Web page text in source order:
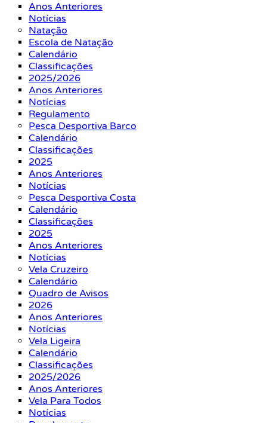
Anos Anteriores
Notícias
Natação
Escola de Natação
Calendário
Classificações
2025/2026
Anos Anteriores
Notícias
Regulamento
Pesca Desportiva Barco
Calendário
Classificações
2025
Anos Anteriores
Notícias
Pesca Desportiva Costa
Calendário
Classificações
2025
Anos Anteriores
Notícias
Vela Cruzeiro
Calendário
Quadro de Avisos
2026
Anos Anteriores
Notícias
Vela Ligeira
Calendário
Classificações
2025/2026
Anos Anteriores
Vela Para Todos
Notícias